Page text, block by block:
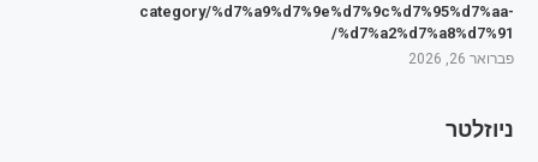
category/%d7%a9%d7%9e%d7%9c%d7%95%d7%aa-
%d7%a2%d7%a8%d7%91/
פברואר 26, 2026
ניוזלטר